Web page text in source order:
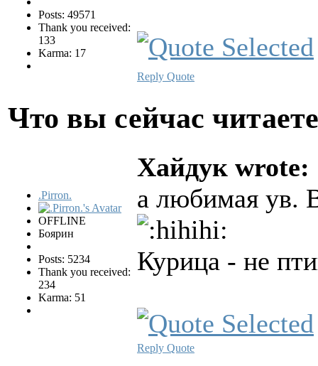
Posts: 49571
Thank you received:
133
Karma: 17
Reply Quote
Что вы сейчас
.Pirron.
OFFLINE
Боярин
Posts: 5234
Thank you received:
234
Karma: 51
Хайдук wrote:
a любимая ув.
Курица - не
Reply Quote